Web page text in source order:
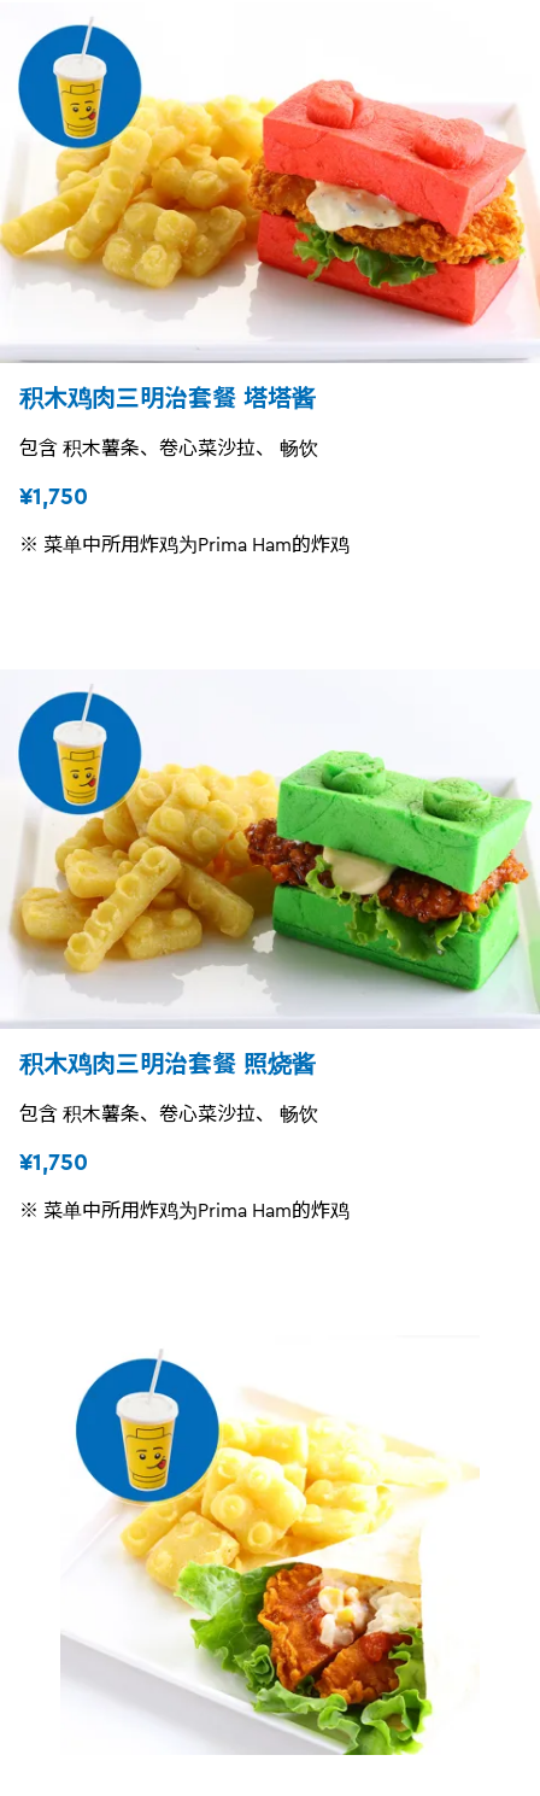
积木鸡肉三明治套餐 塔塔酱
包含 积木薯条、卷心菜沙拉、 畅饮
¥1,750
※ 菜单中所用炸鸡为Prima Ham的炸鸡
积木鸡肉三明治套餐 照烧酱
包含 积木薯条、卷心菜沙拉、 畅饮
¥1,750
※ 菜单中所用炸鸡为Prima Ham的炸鸡